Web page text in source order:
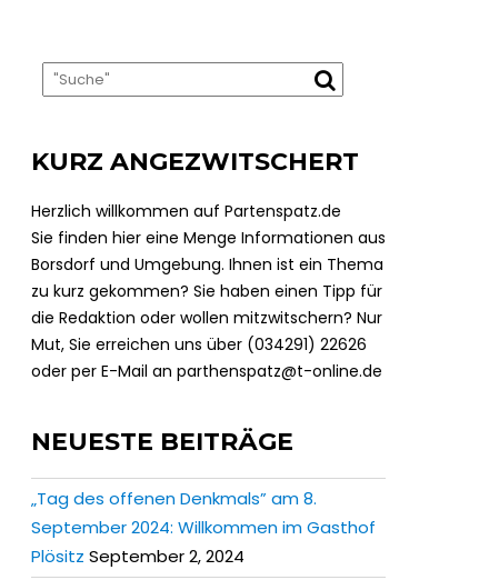
KURZ ANGEZWITSCHERT
Herzlich willkommen auf Partenspatz.de
Sie finden hier eine Menge Informationen aus
Borsdorf und Umgebung. Ihnen ist ein Thema
zu kurz gekommen? Sie haben einen Tipp für
die Redaktion oder wollen mitzwitschern? Nur
Mut, Sie erreichen uns über (034291) 22626
oder per E-Mail an parthenspatz@t-online.de
NEUESTE BEITRÄGE
„Tag des offenen Denkmals” am 8.
September 2024: Willkommen im Gasthof
Plösitz September 2, 2024